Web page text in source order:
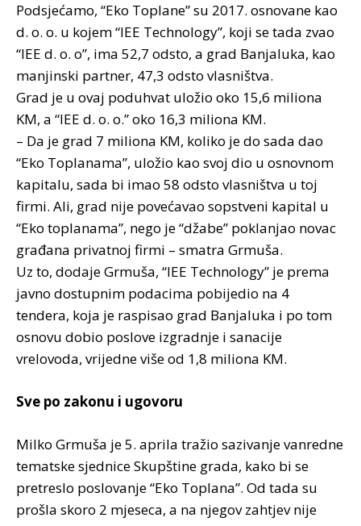
Podsjećamo, “Eko Toplane” su 2017. osnovane kao
d. o. o. u kojem “IEE Technology”, koji se tada zvao
“IEE d. o. o”, ima 52,7 odsto, a grad Banjaluka, kao
manjinski partner, 47,3 odsto vlasništva.
Grad je u ovaj poduhvat uložio oko 15,6 miliona
KM, a “IEE d. o. o.” oko 16,3 miliona KM.
– Da je grad 7 miliona KM, koliko je do sada dao
“Eko Toplanama”, uložio kao svoj dio u osnovnom
kapitalu, sada bi imao 58 odsto vlasništva u toj
firmi. Ali, grad nije povećavao sopstveni kapital u
“Eko toplanama”, nego je “džabe” poklanjao novac
građana privatnoj firmi – smatra Grmuša.
Uz to, dodaje Grmuša, “IEE Technology” je prema
javno dostupnim podacima pobijedio na 4
tendera, koja je raspisao grad Banjaluka i po tom
osnovu dobio poslove izgradnje i sanacije
vrelovoda, vrijedne više od 1,8 miliona KM.
Sve po zakonu i ugovoru
Milko Grmuša je 5. aprila tražio sazivanje vanredne
tematske sjednice Skupštine grada, kako bi se
pretreslo poslovanje “Eko Toplana”. Od tada su
prošla skoro 2 mjeseca, a na njegov zahtjev nije